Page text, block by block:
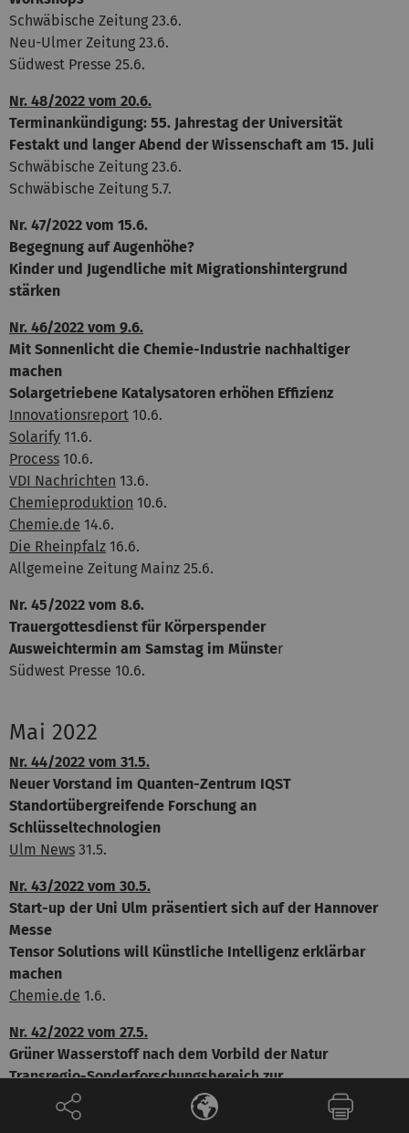
Schwäbische Zeitung 23.6.
Neu-Ulmer Zeitung 23.6.
Südwest Presse 25.6.
Nr. 48/2022 vom 20.6.
Terminankündigung: 55. Jahrestag der Universität
Festakt und langer Abend der Wissenschaft am 15. Juli
Schwäbische Zeitung 23.6.
Schwäbische Zeitung 5.7.
Nr. 47/2022 vom 15.6.
Begegnung auf Augenhöhe?
Kinder und Jugendliche mit Migrationshintergrund
stärken
Nr. 46/2022 vom 9.6.
Mit Sonnenlicht die Chemie-Industrie nachhaltiger
machen
Solargetriebene Katalysatoren erhöhen Effizienz
Innovationsreport 10.6.
Solarify 11.6.
Process 10.6.
VDI Nachrichten 13.6.
Chemieproduktion 10.6.
Chemie.de 14.6.
Die Rheinpfalz 16.6.
Allgemeine Zeitung Mainz 25.6.
Nr. 45/2022 vom 8.6.
Trauergottesdienst für Körperspender
Ausweichtermin am Samstag im Münster
Südwest Presse 10.6.
Mai 2022
Nr. 44/2022 vom 31.5.
Neuer Vorstand im Quanten-Zentrum IQST
Standortübergreifende Forschung an
Schlüsseltechnologien
Ulm News 31.5.
Nr. 43/2022 vom 30.5.
Start-up der Uni Ulm präsentiert sich auf der Hannover
Messe
Tensor Solutions will Künstliche Intelligenz erklärbar
machen
Chemie.de 1.6.
Nr. 42/2022 vom 27.5.
Grüner Wasserstoff nach dem Vorbild der Natur
Transregio-Sonderforschungsbereich zur
Solarenergiewandlung verlängert
Innovations Report